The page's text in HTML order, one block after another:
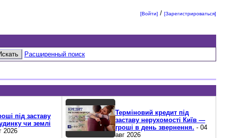
[Войти] /[Зарегистрироваться]
Расширенный поиск
під заставу
чи землі
2026
Терміновий кредит під
заставу нерухомості Київ —
гроші в день звернення. - 04
авг 2026